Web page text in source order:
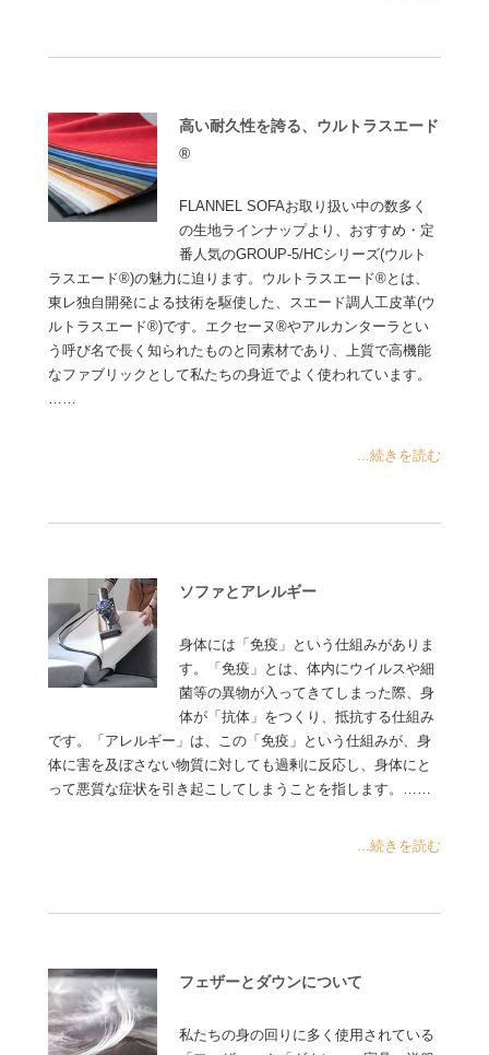
高い耐久性を誇る、ウルトラスエード
®
FLANNEL SOFAお取り扱い中の数多く
の生地ラインナップより、おすすめ・定
番人気のGROUP-5/HCシリーズ(ウルト
ラスエード®)の魅力に迫ります。ウルトラスエード®とは、
東レ独自開発による技術を駆使した、スエード調人工皮革(ウ
ルトラスエード®)です。エクセーヌ®やアルカンターラとい
う呼び名で長く知られたものと同素材であり、上質で高機能
なファブリックとして私たちの身近でよく使われています。
……
...続きを読む
ソファとアレルギー
身体には「免疫」という仕組みがありま
す。「免疫」とは、体内にウイルスや細
菌等の異物が入ってきてしまった際、身
体が「抗体」をつくり、抵抗する仕組み
です。「アレルギー」は、この「免疫」という仕組みが、身
体に害を及ぼさない物質に対しても過剰に反応し、身体にと
って悪質な症状を引き起こしてしまうことを指します。……
...続きを読む
フェザーとダウンについて
私たちの身の回りに多く使用されている